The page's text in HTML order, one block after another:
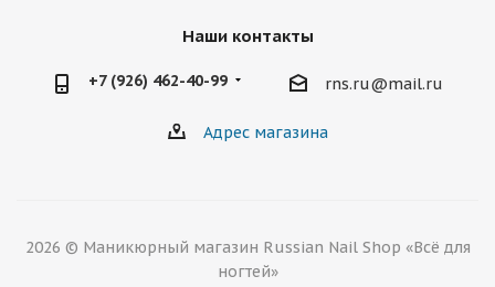
Наши контакты
+7 (926) 462-40-99 rns.ru@mail.ru
Адрес магазина
2026 © Маникюрный магазин Russian Nail Shop «Всё для
ногтей»